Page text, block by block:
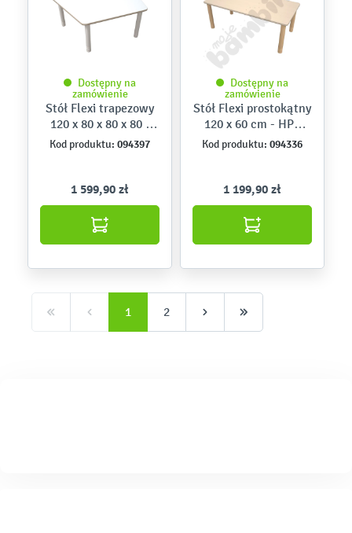
Dostępny na
zamówienie
Stół Flexi trapezowy
120 x 80 x 80 x 80 -
HPL biały, nogi
Kod produktu: 094397
1 599,90 zł
Dostępny na
zamówienie
Stół Flexi prostokątny
120 x 60 cm - HPL
klon
Kod produktu: 094336
1 199,90 zł
1 2